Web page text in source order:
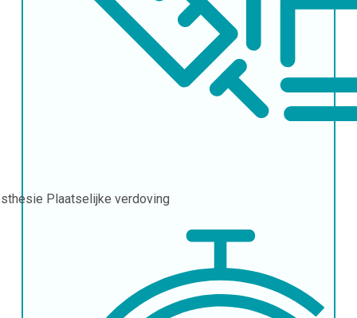
Plaatselijke verdoving